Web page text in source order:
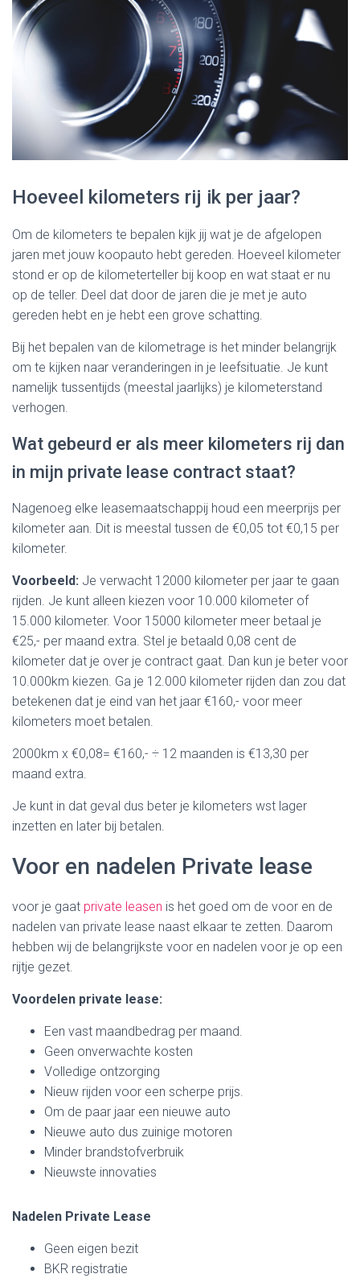
Hoeveel kilometers rij ik per jaar?
Om de kilometers te bepalen kijk jij wat je de afgelopen
jaren met jouw koopauto hebt gereden. Hoeveel kilometer
stond er op de kilometerteller bij koop en wat staat er nu
op de teller. Deel dat door de jaren die je met je auto
gereden hebt en je hebt een grove schatting.
Bij het bepalen van de kilometrage is het minder belangrijk
om te kijken naar veranderingen in je leefsituatie. Je kunt
namelijk tussentijds (meestal jaarlijks) je kilometerstand
verhogen.
Wat gebeurd er als meer kilometers rij dan
in mijn private lease contract staat?
Nagenoeg elke leasemaatschappij houd een meerprijs per
kilometer aan. Dit is meestal tussen de €0,05 tot €0,15 per
kilometer.
Voorbeeld: Je verwacht 12000 kilometer per jaar te gaan
rijden. Je kunt alleen kiezen voor 10.000 kilometer of
15.000 kilometer. Voor 15000 kilometer meer betaal je
€25,- per maand extra. Stel je betaald 0,08 cent de
kilometer dat je over je contract gaat. Dan kun je beter voor
10.000km kiezen. Ga je 12.000 kilometer rijden dan zou dat
betekenen dat je eind van het jaar €160,- voor meer
kilometers moet betalen.
2000km x €0,08= €160,- ÷ 12 maanden is €13,30 per
maand extra.
Je kunt in dat geval dus beter je kilometers wst lager
inzetten en later bij betalen.
Voor en nadelen Private lease
voor je gaat private leasen is het goed om de voor en de
nadelen van private lease naast elkaar te zetten. Daarom
hebben wij de belangrijkste voor en nadelen voor je op een
rijtje gezet.
Voordelen private lease:
Een vast maandbedrag per maand.
Geen onverwachte kosten
Volledige ontzorging
Nieuw rijden voor een scherpe prijs.
Om de paar jaar een nieuwe auto
Nieuwe auto dus zuinige motoren
Minder brandstofverbruik
Nieuwste innovaties
Nadelen Private Lease
Geen eigen bezit
BKR registratie